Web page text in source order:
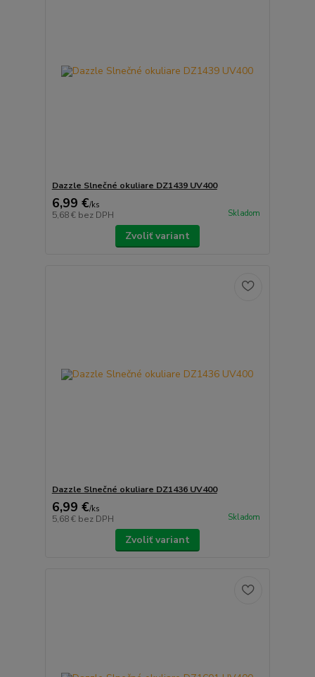
Dazzle Slnečné okuliare DZ1439 UV400
6,99 €/ks
5,68 € bez DPH Skladom
Zvoliť variant
Dazzle Slnečné okuliare DZ1436 UV400
6,99 €/ks
5,68 € bez DPH Skladom
Zvoliť variant